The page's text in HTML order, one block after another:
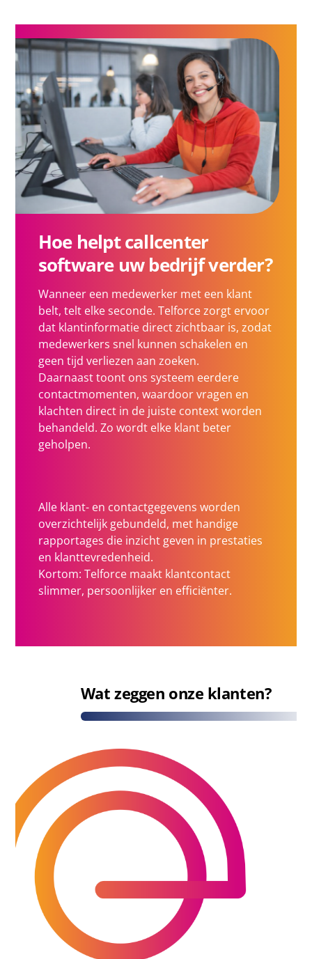
Hoe helpt callcenter
software uw bedrijf verder?
Wanneer een medewerker met een klant
belt, telt elke seconde. Telforce zorgt ervoor
dat klantinformatie direct zichtbaar is, zodat
medewerkers snel kunnen schakelen en
geen tijd verliezen aan zoeken.
Daarnaast toont ons systeem eerdere
contactmomenten, waardoor vragen en
klachten direct in de juiste context worden
behandeld. Zo wordt elke klant beter
geholpen.
Alle klant- en contactgegevens worden
overzichtelijk gebundeld, met handige
rapportages die inzicht geven in prestaties
en klanttevredenheid.
Kortom: Telforce maakt klantcontact
slimmer, persoonlijker en efficiënter.
Wat zeggen onze klanten?